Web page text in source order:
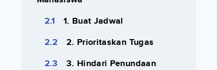
1. Buat Jadwal
2. Prioritaskan Tugas
3. Hindari Penundaan